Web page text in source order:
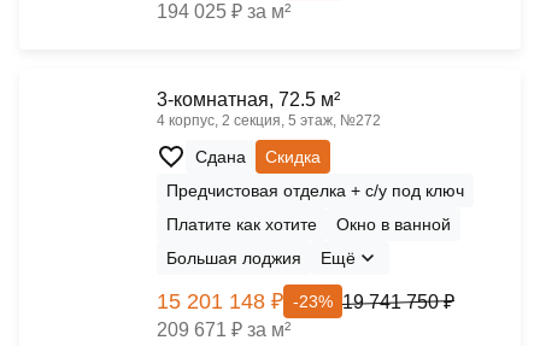
194 025 ₽ за м²
3-комнатная, 72.5 м²
4 корпус, 2 секция, 5 этаж, №272
Сдана
Скидка
Предчистовая отделка + с/у под ключ
Платите как хотите
Окно в ванной
Большая лоджия
Ещё
15 201 148 ₽ -23% 19 741 750 ₽
209 671 ₽ за м²